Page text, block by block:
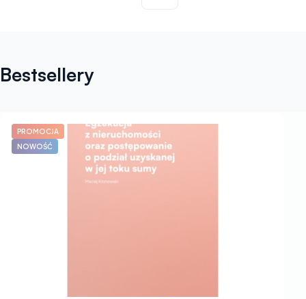
Bestsellery
PROMOCJA
NOWOŚĆ